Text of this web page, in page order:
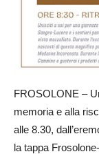
FROSOLONE –
memoria e alla
alle 8.30,
la tappa